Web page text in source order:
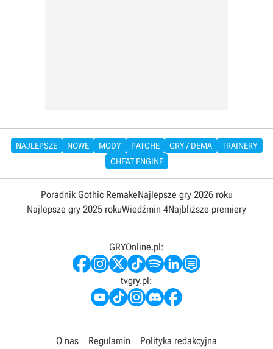
NAJLEPSZE NOWE MODY PATCHE GRY / DEMA
TRAINERY
CHEAT ENGINE
Poradnik Gothic RemakeNajlepsze gry 2026 roku
Najlepsze gry 2025 rokuWiedźmin 4Najbliższe premiery
GRYOnline.pl:
tvgry.pl:
O nas Regulamin Polityka redakcyjna